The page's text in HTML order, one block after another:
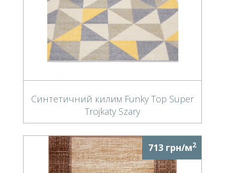
Синтетичний килим Funky Top Super
Trojkaty Szary
713 грн/м2